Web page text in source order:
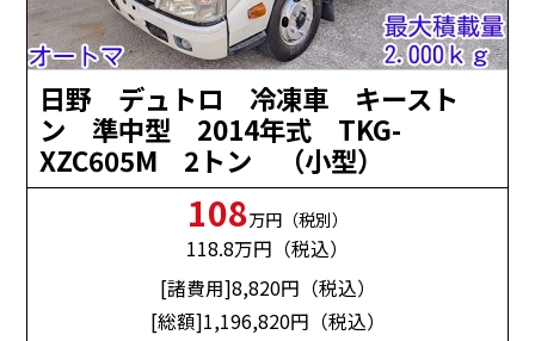
日野 デュトロ 冷凍車 キースト
ン 準中型 2014年式 TKG-
XZC605M 2トン （小型）
108万円（税別）
118.8万円（税込）
[諸費用]8,820円（税込）
[総額]1,196,820円（税込）